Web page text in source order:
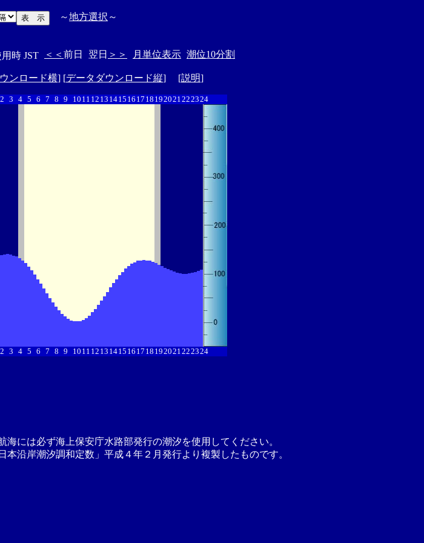
～地方選択 ～
時 JST ＜＜ 前日 翌日 ＞＞ 月単位表示 潮位10分割
ンロード横] [データダウンロード縦] [説明]
2 3 4 5 6 7 8 9 10 11 12 13 1415 16 17 18 192021222324
2 3 4 5 6 7 8 9 10 11 12 13 1415 16 17 18 192021222324
には必ず海上保安庁水路部発行の潮汐を使用してください。
沿岸潮汐調和定数」平成４年２月発行より複製したものです。